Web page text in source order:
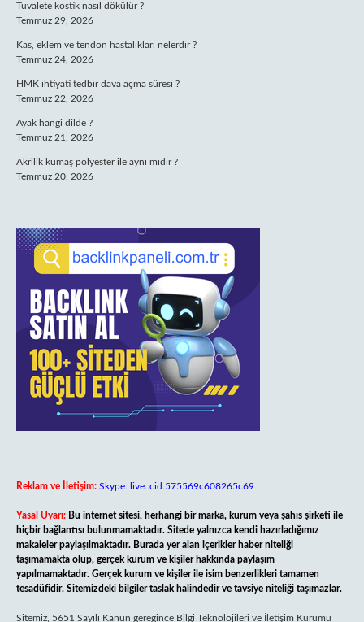
Tuvalete kostik nasıl dökülür ?
Temmuz 29, 2026
Kas, eklem ve tendon hastalıkları nelerdir ?
Temmuz 24, 2026
HMK ihtiyati tedbir dava açma süresi ?
Temmuz 22, 2026
Ayak hangi dilde ?
Temmuz 21, 2026
Akrilik kumaş polyester ile aynı mıdır ?
Temmuz 20, 2026
Reklam ve İletişim: Skype: live:.cid.575569c608265c69
Yasal Uyarı: Bu internet sitesi, herhangi bir marka, kurum veya şahıs şirketi ile
hiçbir bağlantısı bulunmamaktadır. Sitede yalnızca kendi hazırladığımız
makaleler paylaşılmaktadır. Burada yer alan içerikler haber niteliği
taşımamakta olup, gerçek kurum ve kişiler hakkında paylaşım
yapılmamaktadır. Gerçek kurum ve kişiler ile isim benzerlikleri tamamen
tesadüfidir. Sitemizdeki bilgiler taslak halindedir ve tavsiye niteliği taşımazlar.
Sitemiz, 5651 Sayılı Kanun gereğince Bilgi Teknolojileri ve İletişim Kurumu